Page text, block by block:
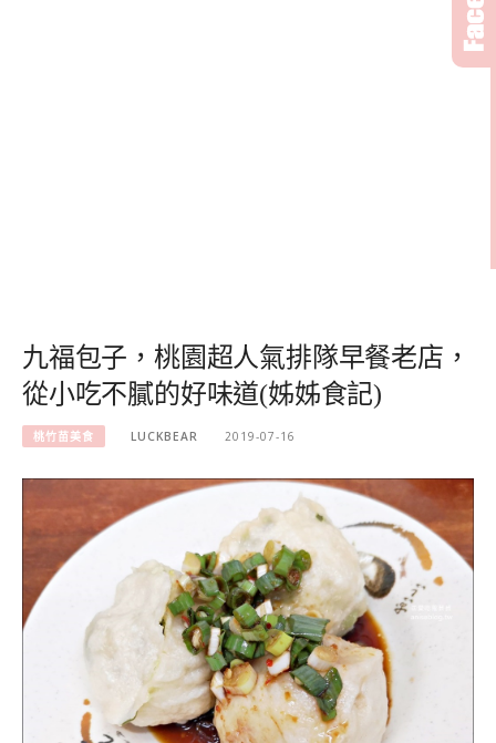
九福包子，桃園超人氣排隊早餐老店，
從小吃不膩的好味道(姊姊食記)
桃竹苗美食 LUCKBEAR 2019-07-16